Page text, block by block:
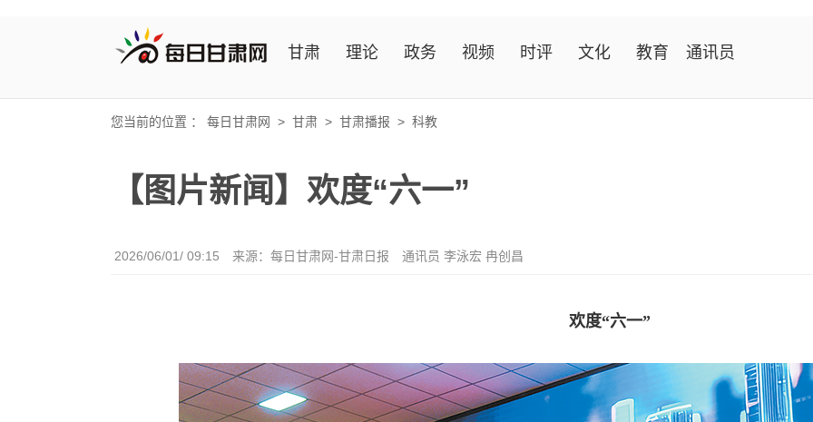
甘肃 理论 政务 视频 时评 文化 教育 通讯员
您当前的位置 ： 每日甘肃网 > 甘肃 > 甘肃播报 > 科教
【图片新闻】欢度“六一”
2026/06/01/ 09:15 来源：每日甘肃网-甘肃日报 通讯员 李泳宏 冉创昌
欢度“六一”